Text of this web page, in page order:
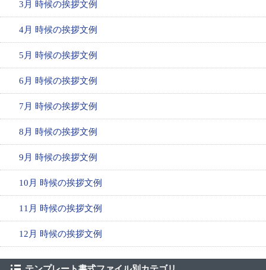
3月 時候の挨拶文例
4月 時候の挨拶文例
5月 時候の挨拶文例
6月 時候の挨拶文例
7月 時候の挨拶文例
8月 時候の挨拶文例
9月 時候の挨拶文例
10月 時候の挨拶文例
11月 時候の挨拶文例
12月 時候の挨拶文例